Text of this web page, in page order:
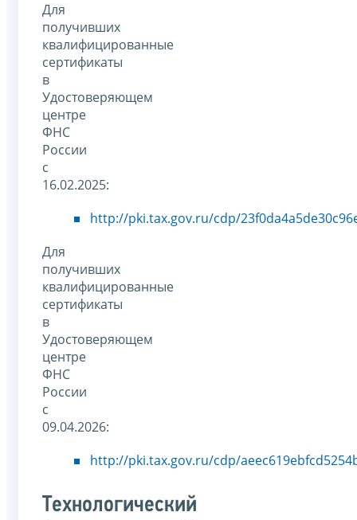
Для
получивших
квалифицированные
сертификаты
в
Удостоверяющем
центре
ФНС
России
с
16.02.2025:
http://pki.tax.gov.ru/cdp/
Для
получивших
квалифицированные
сертификаты
в
Удостоверяющем
центре
ФНС
России
с
09.04.2026:
http://pki.tax.gov.ru/cdp/
Технологический